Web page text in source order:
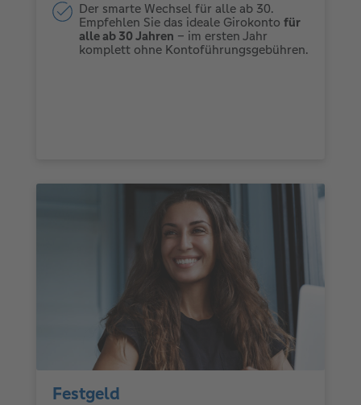
Der smarte Wechsel für alle ab 30.
Empfehlen Sie das ideale Girokonto für
alle ab 30 Jahren – im ersten Jahr
komplett ohne Kontoführungsgebühren.
Festgeld